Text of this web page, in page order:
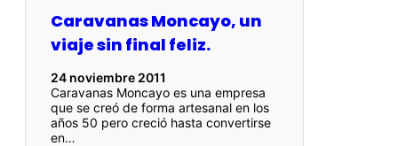
Caravanas Moncayo, un
viaje sin final feliz.
24 noviembre 2011
Caravanas Moncayo es una empresa
que se creó de forma artesanal en los
años 50 pero creció hasta convertirse
en…